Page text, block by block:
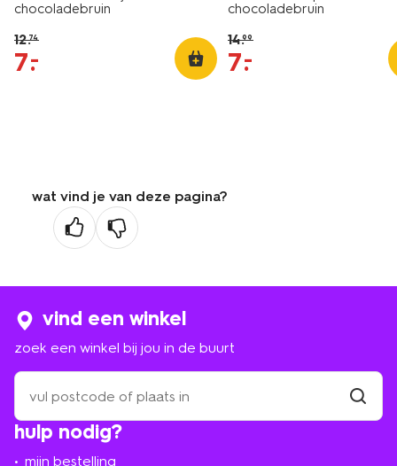
chocoladebruin
12.74
7.
–
chocoladebruin
14.99
7.
–
wat vind je van deze pagina?
hulp nodig?
mijn bestelling
vind een winkel
zoek een winkel bij jou in de buurt
zoek
een
winkel
bij